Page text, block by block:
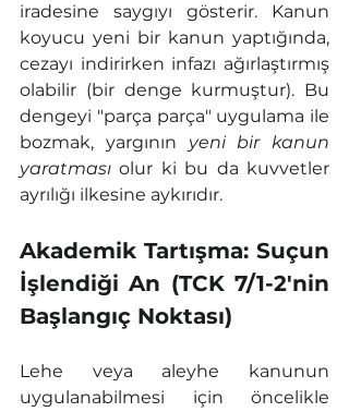
iradesine saygıyı gösterir. Kanun
koyucu yeni bir kanun yaptığında,
cezayı indirirken infazı ağırlaştırmış
olabilir (bir denge kurmuştur). Bu
dengeyi "parça parça" uygulama ile
bozmak, yargının yeni bir kanun
yaratması olur ki bu da kuvvetler
ayrılığı ilkesine aykırıdır.
Akademik Tartışma: Suçun
İşlendiği An (TCK 7/1-2'nin
Başlangıç Noktası)
Lehe veya aleyhe kanunun
uygulanabilmesi için öncelikle